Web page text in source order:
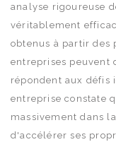
analyse rigoureuse
véritablement
obtenus à partir des
entreprises peuvent
répondent aux défis
entreprise constate
massivement dans
d'accélérer ses